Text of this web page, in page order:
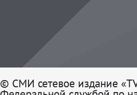
© СМИ сетевое издание